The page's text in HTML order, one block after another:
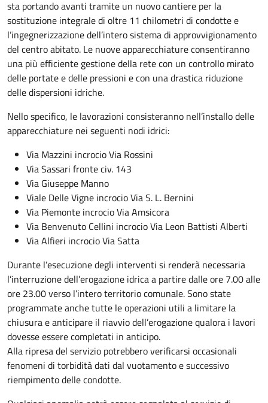
sta portando avanti tramite un nuovo cantiere per la
sostituzione integrale di oltre 11 chilometri di condotte e
l’ingegnerizzazione dell’intero sistema di approvvigionamento
del centro abitato. Le nuove apparecchiature consentiranno
una più efficiente gestione della rete con un controllo mirato
delle portate e delle pressioni e con una drastica riduzione
delle dispersioni idriche.
Nello specifico, le lavorazioni consisteranno nell’installo delle
apparecchiature nei seguenti nodi idrici:
Via Mazzini incrocio Via Rossini
Via Sassari fronte civ. 143
Via Giuseppe Manno
Viale Delle Vigne incrocio Via S. L. Bernini
Via Piemonte incrocio Via Amsicora
Via Benvenuto Cellini incrocio Via Leon Battisti Alberti
Via Alfieri incrocio Via Satta
Durante l’esecuzione degli interventi si renderà necessaria
l’interruzione dell’erogazione idrica a partire dalle ore 7.00 alle
ore 23.00 verso l’intero territorio comunale. Sono state
programmate anche tutte le operazioni utili a limitare la
chiusura e anticipare il riavvio dell’erogazione qualora i lavori
dovesse essere completati in anticipo.
Alla ripresa del servizio potrebbero verificarsi occasionali
fenomeni di torbidità dati dal vuotamento e successivo
riempimento delle condotte.